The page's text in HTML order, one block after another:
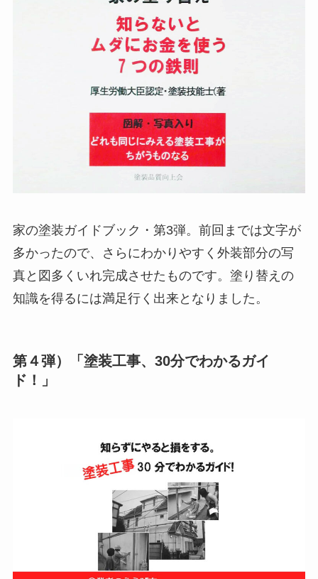
家の塗装ガイドブック・第3弾。前回までは文字が
多かったので、さらにわかりやすく外装部分の写
真と図多くいれ完成させたものです。塗り替えの
知識を得るには満足行く出来となりました。
第４弾）「塗装工事、30分でわかるガイ
ド！」